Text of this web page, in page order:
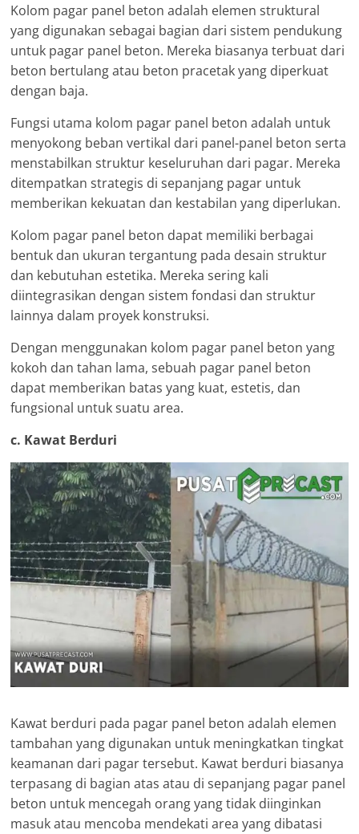
Kolom pagar panel beton adalah elemen struktural
yang digunakan sebagai bagian dari sistem pendukung
untuk pagar panel beton. Mereka biasanya terbuat dari
beton bertulang atau beton pracetak yang diperkuat
dengan baja.
Fungsi utama kolom pagar panel beton adalah untuk
menyokong beban vertikal dari panel-panel beton serta
menstabilkan struktur keseluruhan dari pagar. Mereka
ditempatkan strategis di sepanjang pagar untuk
memberikan kekuatan dan kestabilan yang diperlukan.
Kolom pagar panel beton dapat memiliki berbagai
bentuk dan ukuran tergantung pada desain struktur
dan kebutuhan estetika. Mereka sering kali
diintegrasikan dengan sistem fondasi dan struktur
lainnya dalam proyek konstruksi.
Dengan menggunakan kolom pagar panel beton yang
kokoh dan tahan lama, sebuah pagar panel beton
dapat memberikan batas yang kuat, estetis, dan
fungsional untuk suatu area.
c. Kawat Berduri
Kawat berduri pada pagar panel beton adalah elemen
tambahan yang digunakan untuk meningkatkan tingkat
keamanan dari pagar tersebut. Kawat berduri biasanya
terpasang di bagian atas atau di sepanjang pagar panel
beton untuk mencegah orang yang tidak diinginkan
masuk atau mencoba mendekati area yang dibatasi